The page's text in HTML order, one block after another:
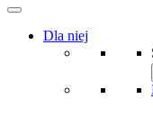
Dla niej